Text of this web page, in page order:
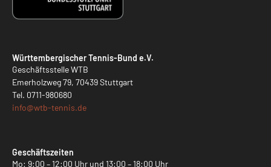
Württembergischer Tennis-Bund e.V.
Geschäftsstelle WTB
Emerholzweg 79, 70439 Stuttgart
Tel. 0711-980680
info@wtb-tennis.de
Geschäftszeiten
Mo: 9:00 – 12:00 Uhr und 13:00 – 18:00 Uhr